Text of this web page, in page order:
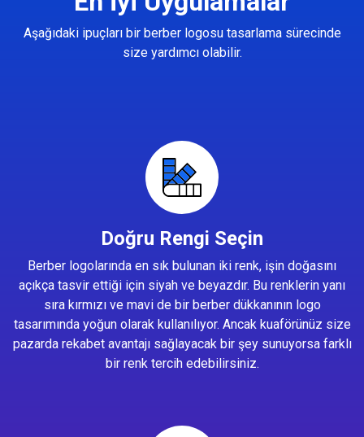
Aşağıdaki ipuçları bir berber logosu tasarlama sürecinde
size yardımcı olabilir.
Doğru Rengi Seçin
Berber logolarında en sık bulunan iki renk, işin doğasını
açıkça tasvir ettiği için siyah ve beyazdır. Bu renklerin yanı
sıra kırmızı ve mavi de bir berber dükkanının logo
tasarımında yoğun olarak kullanılıyor. Ancak kuaförünüz size
pazarda rekabet avantajı sağlayacak bir şey sunuyorsa farklı
bir renk tercih edebilirsiniz.